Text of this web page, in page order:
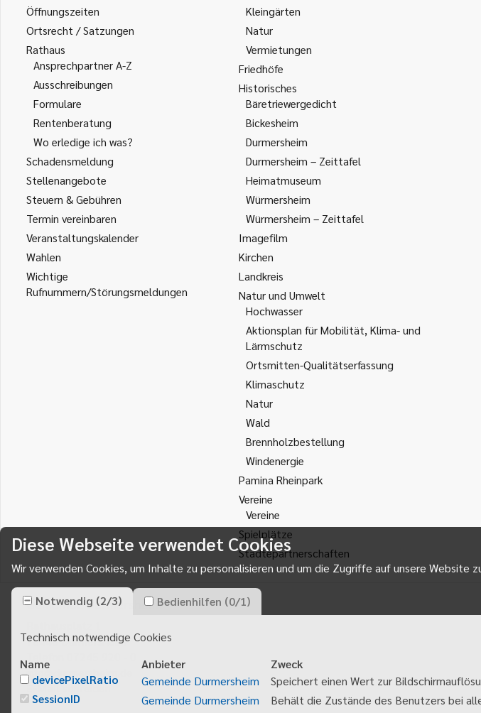
Öffnungszeiten
Ortsrecht / Satzungen
Rathaus
Ansprechpartner A-Z
Ausschreibungen
Formulare
Rentenberatung
Wo erledige ich was?
Schadensmeldung
Stellenangebote
Steuern & Gebühren
Termin vereinbaren
Veranstaltungskalender
Wahlen
Wichtige
Rufnummern/Störungsmeldungen
Kleingärten
Natur
Vermietungen
Friedhöfe
Historisches
Bäretriewergedicht
Bickesheim
Durmersheim
Durmersheim – Zeittafel
Heimatmuseum
Würmersheim
Würmersheim – Zeittafel
Imagefilm
Kirchen
Landkreis
Natur und Umwelt
Hochwasser
Aktionsplan für Mobilität, Klima- und
Lärmschutz
Ortsmitten-Qualitätserfassung
Klimaschutz
Natur
Wald
Brennholzbestellung
Windenergie
Pamina Rheinpark
Vereine
Vereine
Spielplätze
Städtepartnerschaften
Gemeinde Durmersheim
76448Durmersheim
info@durmersheim.de
E-Mail schreiben
Diese Webseite verwendet Cookies
Wir verwenden Cookies, um Inhalte zu personalisieren und um die Zugriffe auf unsere Website
Notwendig (2/3) Bedienhilfen (0/1)
Technisch notwendige Cookies
Name
Anbieter Zweck
devicePixelRatio
Gemeinde Durmersheim Speichert einen Wert zur
SessionID
Gemeinde Durmersheim Behält die Zustände des Benutzers bei